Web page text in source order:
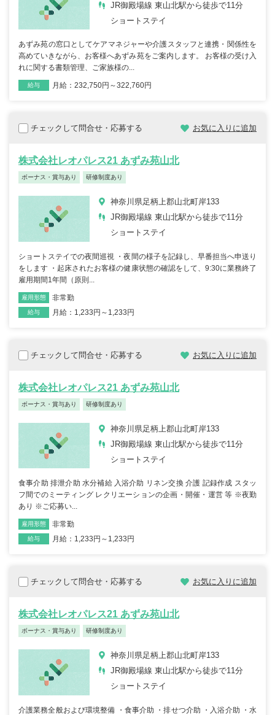
JR御殿場線 東山北駅から徒歩で11分
ショートステイ
あずみ苑の窓口としてケアマネジャーや介護スタッフと連携・関係性を
高めていきながら、お客様へあずみ苑をご案内します。 お客様の受け入
れに関する書類管理、ご家族様の...
職種
雇用形態
給与 月給：232,750円～322,760円
チェックして問合せ・応募する お気に入りに追加
株式会社レオパレス21 あずみ苑山北
ボーナス・賞与あり 研修制度あり
神奈川県足柄上郡山北町岸133
JR御殿場線 東山北駅から徒歩で11分
ショートステイ
ショートステイでの夜間巡視 ・夜間の様子を記録し、早番担当へ申送り
をします ・起床されたお客様の健康状態の確認をして、9:30に業務終了
雇用期間1年間（原則...
職種
雇用形態 非常勤
給与 月給：1,233円～1,233円
チェックして問合せ・応募する お気に入りに追加
株式会社レオパレス21 あずみ苑山北
ボーナス・賞与あり 研修制度あり
神奈川県足柄上郡山北町岸133
JR御殿場線 東山北駅から徒歩で11分
ショートステイ
食事介助 排泄介助 水分補給 入浴介助 リネン交換 介護 記録作成 スタッ
フ間でのミーティング レクリエーションの企画・開催・運営 等 ※夜勤
あり ※ご応募い...
職種
雇用形態 非常勤
給与 月給：1,233円～1,233円
チェックして問合せ・応募する お気に入りに追加
株式会社レオパレス21 あずみ苑山北
ボーナス・賞与あり 研修制度あり
神奈川県足柄上郡山北町岸133
JR御殿場線 東山北駅から徒歩で11分
ショートステイ
介護業務全般および環境整備 ・食事介助 ・排せつ介助 ・入浴介助 ・水